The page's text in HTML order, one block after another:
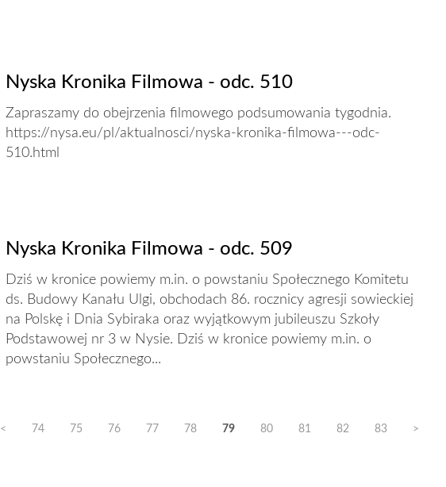
Nyska Kronika Filmowa - odc. 510
Zapraszamy do obejrzenia filmowego podsumowania tygodnia.
https://nysa.eu/pl/aktualnosci/nyska-kronika-filmowa---odc-
510.html
Nyska Kronika Filmowa - odc. 509
Dziś w kronice powiemy m.in. o powstaniu Społecznego Komitetu
ds. Budowy Kanału Ulgi, obchodach 86. rocznicy agresji sowieckiej
na Polskę i Dnia Sybiraka oraz wyjątkowym jubileuszu Szkoły
Podstawowej nr 3 w Nysie. Dziś w kronice powiemy m.in. o
powstaniu Społecznego...
< 74 75 76 77 78 79 80 81 82 83 >